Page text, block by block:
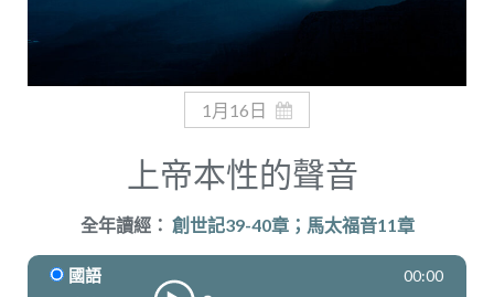
1月16日
上帝本性的聲音
全年讀經： 創世記39-40章；馬太福音11章
國語
00:00